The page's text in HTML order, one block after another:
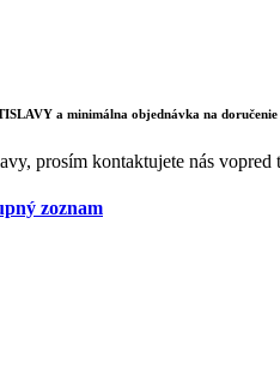
a minimálna objednávka na
prosím kontaktujete nás vopred
zoznam